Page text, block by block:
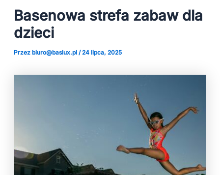
Basenowa strefa zabaw dla
dzieci
Przezbiuro@baslux.pl/24 lipca, 2025